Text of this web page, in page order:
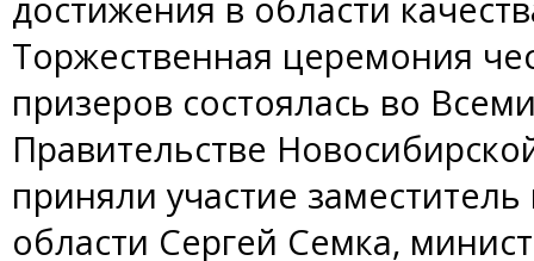
Торжественная церемония
призеров состоялась во
Правительстве
приняли участие
области Сергей Семка,